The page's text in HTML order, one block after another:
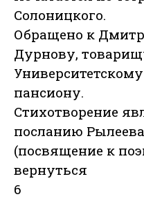
Солоницкого.
Обращено к
Дурнову,
пансиону.
Стихотворение
посланию
(посвящение к
вернуться
6